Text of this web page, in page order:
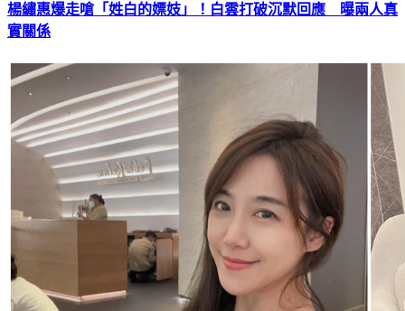
楊繡惠爆走嗆「姓白的嫖妓」！白雲打破沉默回應 曝兩人真
實關係